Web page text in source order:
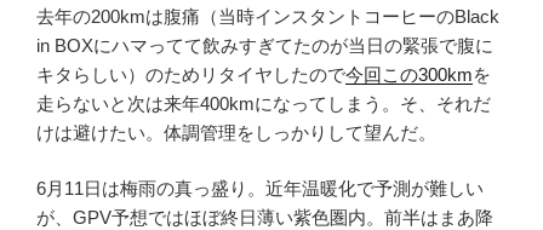
去年の200kmは腹痛（当時インスタントコーヒーのBlack
in BOXにハマってて飲みすぎてたのが当日の緊張で腹に
キタらしい）のためリタイヤしたので今回この300kmを
走らないと次は来年400kmになってしまう。そ、それだ
けは避けたい。体調管理をしっかりして望んだ。
6月11日は梅雨の真っ盛り。近年温暖化で予測が難しい
が、GPV予想ではほぼ終日薄い紫色圏内。前半はまあ降